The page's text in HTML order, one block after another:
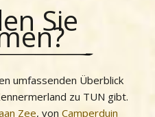
Sie
umfassenden Überblick
zu TUN gibt.
Zee, von Camperduin